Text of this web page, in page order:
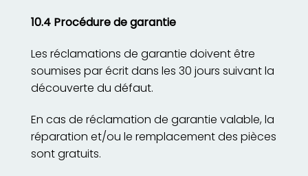
10.4 Procédure de garantie
Les réclamations de garantie doivent être
soumises par écrit dans les 30 jours suivant la
découverte du défaut.
En cas de réclamation de garantie valable, la
réparation et/ou le remplacement des pièces
sont gratuits.